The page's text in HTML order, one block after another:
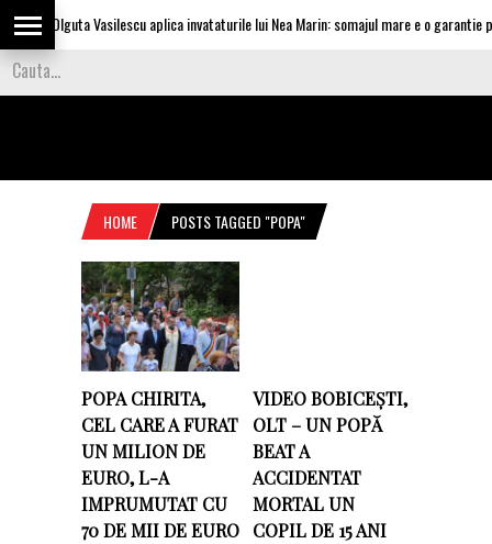
Olguta Vasilescu aplica invataturile lui Nea Marin: somajul mare e o garantie
HOME POSTS TAGGED "POPA"
POPA CHIRITA,
CEL CARE A FURAT
UN MILION DE
EURO, L-A
IMPRUMUTAT CU
70 DE MII DE EURO
VIDEO BOBICEȘTI,
OLT – UN POPĂ
BEAT A
ACCIDENTAT
MORTAL UN
COPIL DE 15 ANI